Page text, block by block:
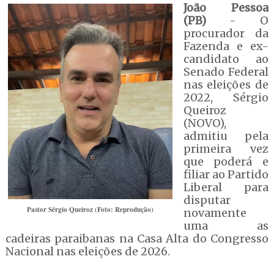
Pastor Sérgio Queiroz (Foto: Reprodução)
João Pessoa
(PB)- O
procurador da
Fazenda e ex-
candidato ao
Senado Federal
nas eleições de
2022, Sérgio
Queiroz
(NOVO),
admitiu pela
primeira vez
que poderá e
filiar ao Partido
Liberal para
disputar
novamente
uma as
cadeiras paraibanas na Casa Alta do Congresso
Nacional nas eleições de 2026.